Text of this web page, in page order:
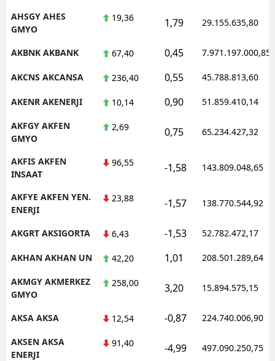
AHSGY AHES
GMYO
19,36 1,79 29.155.635,80
AKBNK AKBANK 67,40 0,45 7.971.197.000,85
AKCNS AKCANSA 236,40 0,55 45.788.813,60
AKENR AKENERJI 10,14 0,90 51.859.410,14
AKFGY AKFEN
GMYO
2,69 0,75 65.234.427,32
AKFIS AKFEN
INSAAT
96,55 -1,58 143.809.048,65
AKFYE AKFEN YEN.
ENERJI
23,88 -1,57 138.770.544,92
AKGRT AKSIGORTA 6,43 -1,53 52.782.472,17
AKHAN AKHAN UN 42,20 1,01 208.501.289,64
AKMGY AKMERKEZ
GMYO
258,00 3,20 15.894.575,15
AKSA AKSA 12,54 -0,87 224.740.006,90
AKSEN AKSA
ENERJI
91,40 -4,99 497.090.250,75